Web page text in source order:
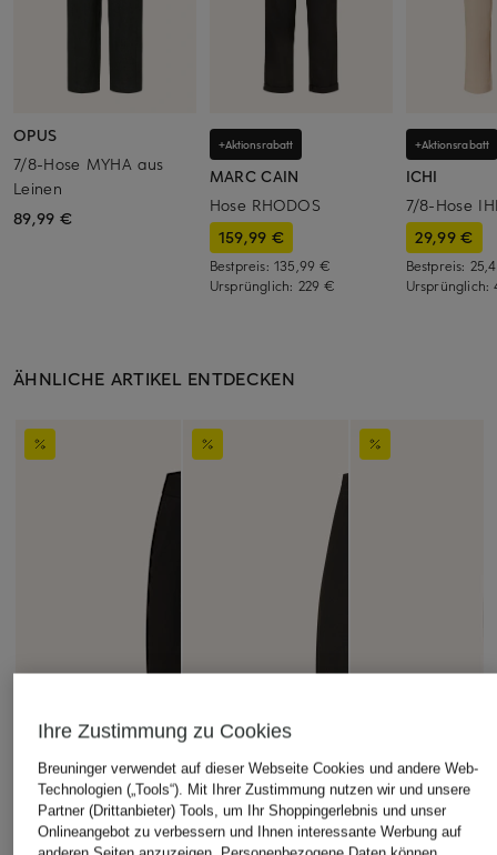
OPUS
7/8-Hose MYHA aus
Leinen
89,99 €
+Aktionsrabatt
MARC CAIN
Hose RHODOS
159,99 €
Bestpreis: 135,99 €
Ursprünglich: 229 €
+Aktionsrabatt
ICHI
7/8-Hose
29,99 €
Bestpreis:
Ursprünglich:
ÄHNLICHE ARTIKEL ENTDECKEN
Ihre Zustimmung zu Cookies
Breuninger verwendet auf dieser Webseite Cookies und andere Web-
Technologien („Tools“). Mit Ihrer Zustimmung nutzen wir und unsere
Partner (Drittanbieter) Tools, um Ihr Shoppingerlebnis und unser
Onlineangebot zu verbessern und Ihnen interessante Werbung auf